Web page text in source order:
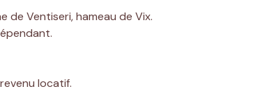
de Ventiseri, hameau de Vix.
locatif.